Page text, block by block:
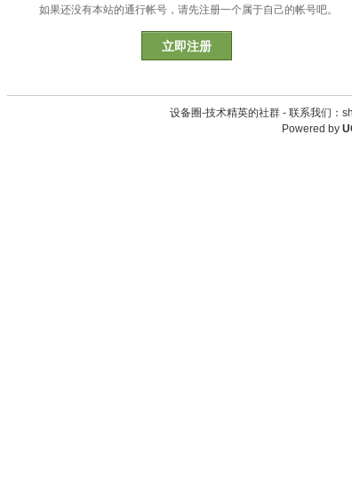
如果还没有本站的通行帐号，请先注册一个属于自己的帐号吧。
立即注册
设备圈-技术精英的社群 - 联系我们：
Powered by